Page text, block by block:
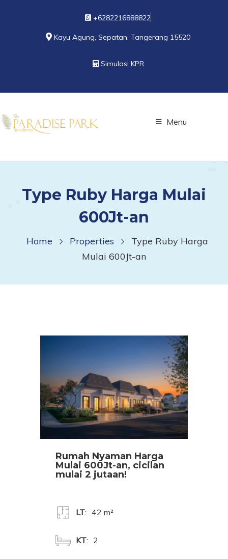
+6282216888822
Kayu Agung, Sepatan, Tangerang 15520
Simulasi KPR
Menu
Type Ruby Harga Mulai
600Jt-an
Home Properties
Type Ruby Harga
Mulai 600Jt-an
Rumah Nyaman Harga
Mulai 600Jt-an, cicilan
mulai 2 jutaan!
LT 42 m²
KT 2